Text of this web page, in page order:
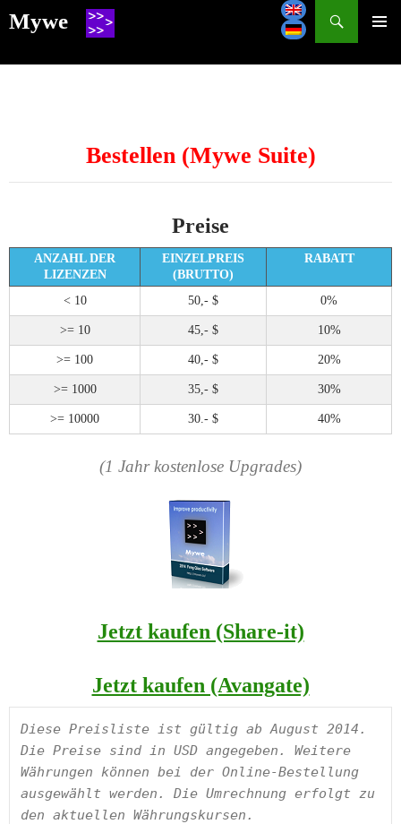
Mywe
SKIP
Bestellen (Mywe Suite)
Preise
ANZAHL DER
LIZENZEN
EINZELPREIS
(BRUTTO)
RABATT
< 10 50,- $ 0%
>= 10 45,- $ 10%
>= 100 40,- $ 20%
>= 1000 35,- $ 30%
>= 10000 30.- $ 40%
(1 Jahr kostenlose Upgrades)
Jetzt kaufen (Share-it)
Jetzt kaufen (Avangate)
Diese Preisliste ist gültig ab August 2014.
Die Preise sind in USD angegeben. Weitere
Währungen können bei der Online-Bestellung
ausgewählt werden. Die Umrechnung erfolgt zu
den aktuellen Währungskursen.